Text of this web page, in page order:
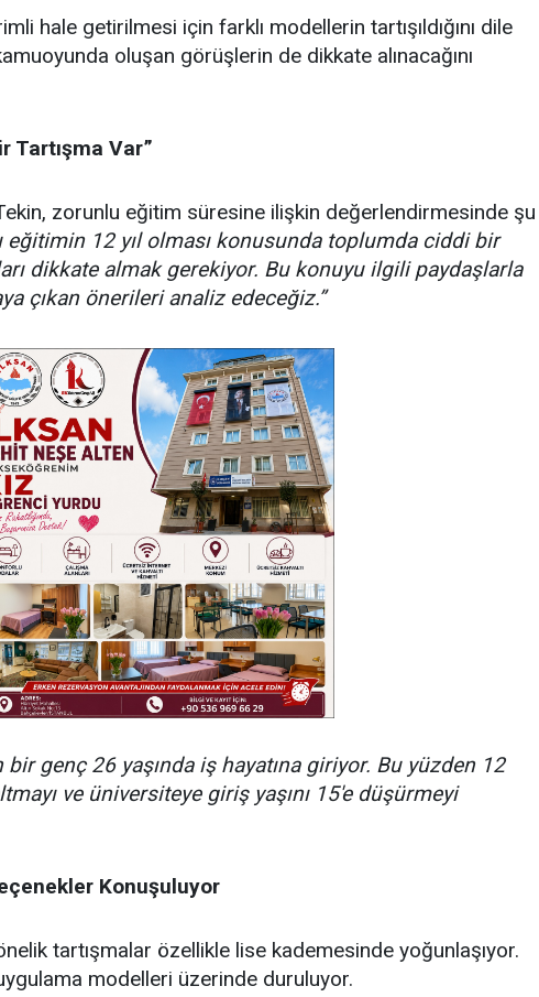
hale getirilmesi için farklı modellerin tartışıldığını dile
oluşan görüşlerin de dikkate alınacağını
Tartışma Var”
zorunlu eğitim süresine ilişkin değerlendirmesinde şu
eğitimin 12 yıl olması konusunda toplumda ciddi bir
dikkate almak gerekiyor. Bu konuyu ilgili paydaşlarla
çıkan önerileri analiz edeceğiz.”
bir genç 26 yaşında iş hayatına giriyor. Bu yüzden 12
ve üniversiteye giriş yaşını 15'e düşürmeyi
Konuşuluyor
tartışmalar özellikle lise kademesinde yoğunlaşıyor.
modelleri üzerinde duruluyor.